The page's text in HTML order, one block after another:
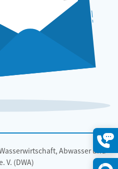
Abwasser und
V. (DWA)